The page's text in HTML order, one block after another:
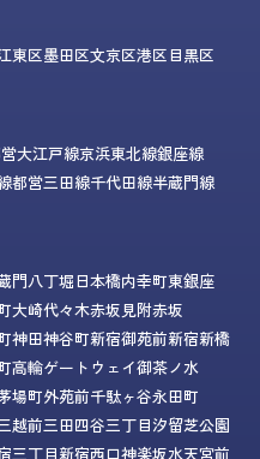
東区墨田区文京区港区目黒区
大江戸線京浜東北線銀座線
都営三田線千代田線半蔵門線
門八丁堀日本橋内幸町東銀座
大崎代々木赤坂見附赤坂
神田神谷町新宿御苑前新宿新橋
高輪ゲートウェイ御茶ノ水
場町外苑前千駄ヶ谷永田町
越前三田四谷三丁目汐留芝公園
三丁目新宿西口神楽坂水天宮前